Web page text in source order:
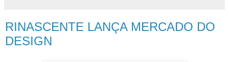
RINASCENTE LANÇA MERCADO DO
DESIGN